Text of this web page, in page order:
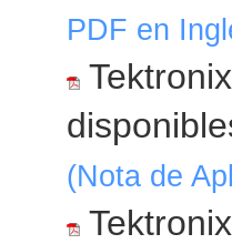
PDF en
(Nota de